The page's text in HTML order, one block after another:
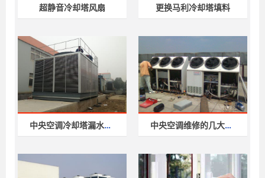
超静音冷却塔风扇 更换马利冷却塔填料
中央空调冷却塔漏水原因是什么 中央空调维修的几大误区,中央